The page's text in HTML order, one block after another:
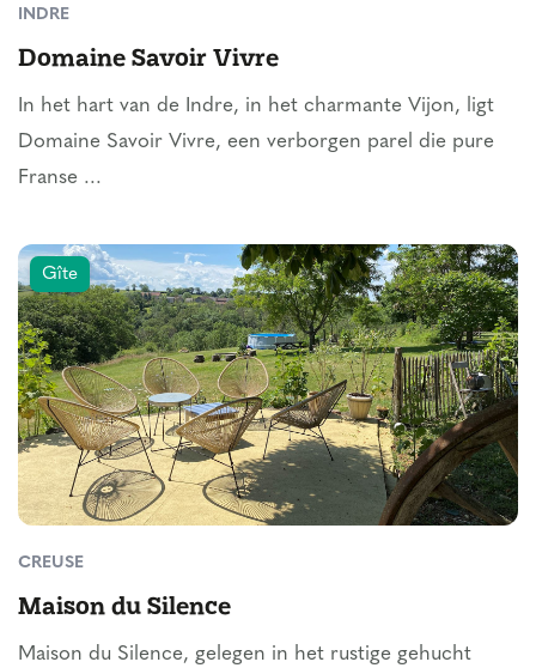
INDRE
Domaine Savoir Vivre
In het hart van de Indre, in het charmante Vijon, ligt
Domaine Savoir Vivre, een verborgen parel die pure
Franse ...
Gîte
CREUSE
Maison du Silence
Maison du Silence, gelegen in het rustige gehucht